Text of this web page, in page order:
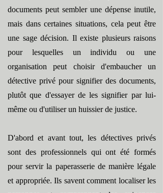
documents peut sembler une dépense inutile,
mais dans certaines situations, cela peut être
une sage décision. Il existe plusieurs raisons
pour lesquelles un individu ou une
organisation peut choisir d'embaucher un
détective privé pour signifier des documents,
plutôt que d'essayer de les signifier par lui-
même ou d'utiliser un huissier de justice.
D'abord et avant tout, les détectives privés
sont des professionnels qui ont été formés
pour servir la paperasserie de manière légale
et appropriée. Ils savent comment localiser les